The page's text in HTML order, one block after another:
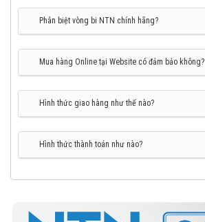
Phân biệt vòng bi NTN chính hãng?
Mua hàng Online tại Website có đảm bảo không?
Hình thức giao hàng như thế nào?
Hình thức thành toán như nào?